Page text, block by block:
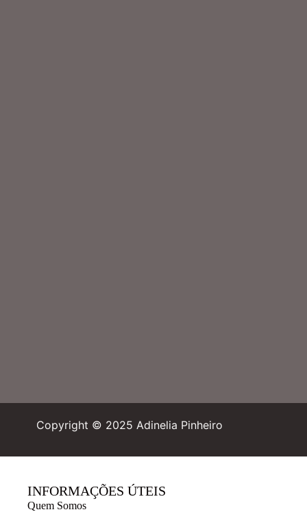
Copyright © 2025 Adinelia Pinheiro
INFORMAÇÕES ÚTEIS
Quem Somos